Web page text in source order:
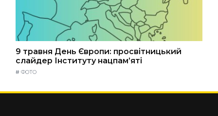
9 травня День Європи: просвітницький
слайдер Інституту нацпам’яті
# ФОТО